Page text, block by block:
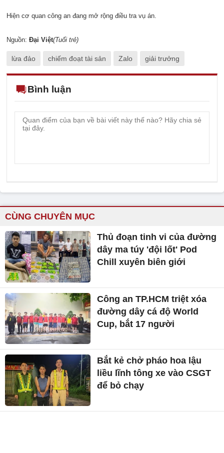
Hiện cơ quan công an đang mở rộng điều tra vụ án.
Nguồn: Đại Việt(Tuổi trẻ)
lừa đảo chiếm đoạt tài sản Zalo giải trưởng
Bình luận
CÙNG CHUYÊN MỤC
Thủ đoạn tinh vi của đường
dây ma túy 'đội lốt' Pod
Chill xuyên biên giới
Công an TP.HCM triệt xóa
đường dây cá độ World
Cup, bắt 17 người
Bắt kẻ chở pháo hoa lậu
liều lĩnh tông xe vào CSGT
để bỏ chạy